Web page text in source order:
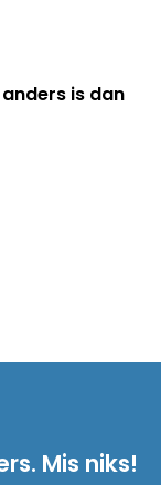
is dan
Mis niks!